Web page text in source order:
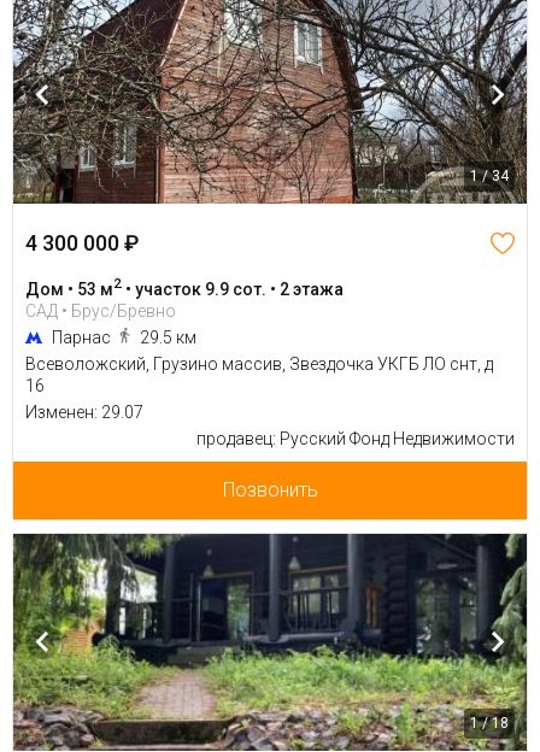
1 / 34
4 300 000 ₽
Дом • 53 м2 • участок 9.9 сот. • 2 этажа
САД • Брус/Бревно
Парнас
29.5 км
Всеволожский, Грузино массив, Звездочка УКГБ ЛО снт, д
16
Изменен: 29.07
продавец: Русский Фонд Недвижимости
Позвонить
1 / 18